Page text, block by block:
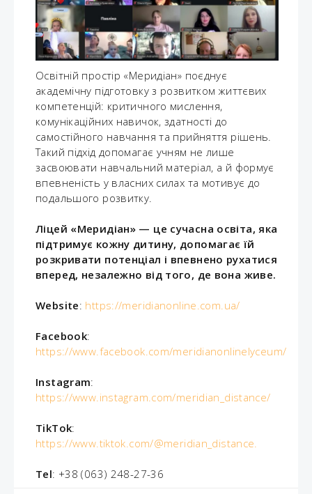
Освітній простір «Меридіан» поєднує
академічну підготовку з розвитком життєвих
компетенцій: критичного мислення,
комунікаційних навичок, здатності до
самостійного навчання та прийняття рішень.
Такий підхід допомагає учням не лише
засвоювати навчальний матеріал, а й формує
впевненість у власних силах та мотивує до
подальшого розвитку.
Ліцей «Меридіан» — це сучасна освіта, яка
підтримує кожну дитину, допомагає їй
розкривати потенціал і впевнено рухатися
вперед, незалежно від того, де вона живе.
Website: https://meridianonline.com.ua/
Facebook:
https://www.facebook.com/meridianonlinelyceum/
Instagram:
https://www.instagram.com/meridian_distance/
TikTok:
https://www.tiktok.com/@meridian_distance.
Tel: +38 (063) 248-27-36